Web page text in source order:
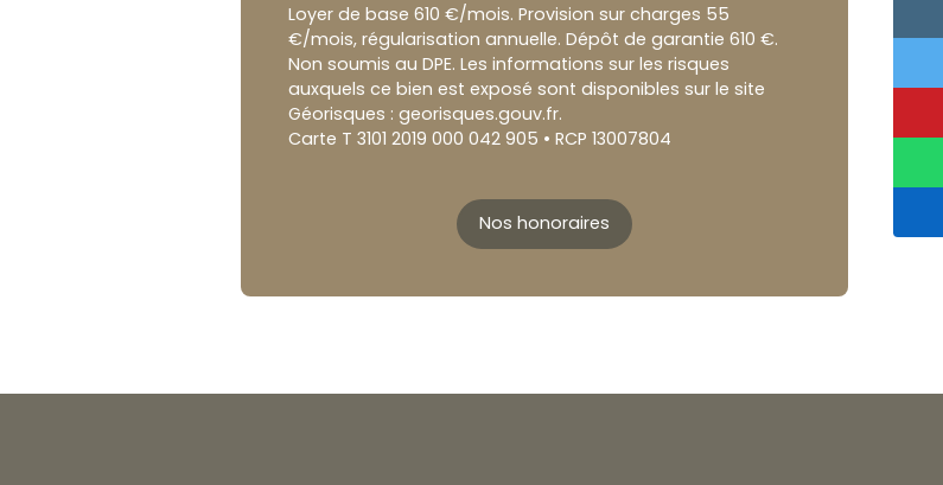
Loyer de base 610 €/mois. Provision sur charges 55
€/mois, régularisation annuelle. Dépôt de garantie 610 €.
Non soumis au DPE. Les informations sur les risques
auxquels ce bien est exposé sont disponibles sur le site
Géorisques : georisques.gouv.fr.
Carte T 3101 2019 000 042 905 • RCP 13007804
Nos honoraires